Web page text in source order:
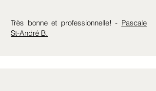
Très bonne et professionnelle! - Pascale
St-André B.